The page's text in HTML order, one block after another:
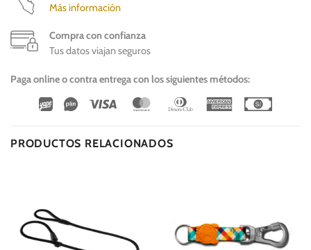
Más información
Compra con confianza
Tus datos viajan seguros
Paga online o contra entrega con los siguientes métodos:
Wirecard
Vipps Visa MasterCardDinners
American
PRODUCTOS RELACIONADOS